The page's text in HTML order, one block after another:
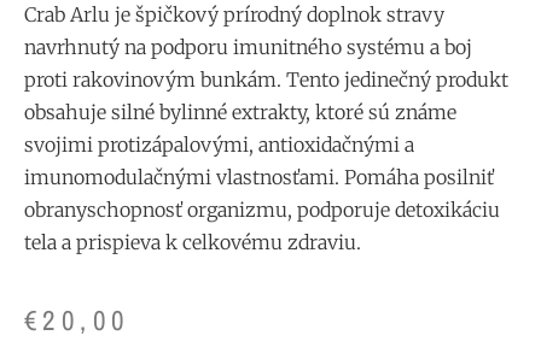
Crab Arlu je špičkový prírodný doplnok stravy
navrhnutý na podporu imunitného systému a boj
proti rakovinovým bunkám. Tento jedinečný produkt
obsahuje silné bylinné extrakty, ktoré sú známe
svojimi protizápalovými, antioxidačnými a
imunomodulačnými vlastnosťami. Pomáha posilniť
obranyschopnosť organizmu, podporuje detoxikáciu
tela a prispieva k celkovému zdraviu.
€20,00